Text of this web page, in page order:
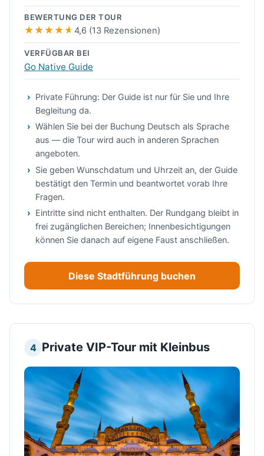
BEWERTUNG DER TOUR
4,6 (13 Rezensionen)
VERFÜGBAR BEI
Go Native Guide
Private Führung: Der Guide ist nur für Sie und Ihre
Begleitung da.
Wählen Sie bei der Buchung Deutsch als Sprache
aus — die Tour wird auch in anderen Sprachen
angeboten.
Sie geben Wunschdatum und Uhrzeit an, der Guide
bestätigt den Termin und beantwortet vorab Ihre
Fragen.
Eintritte sind nicht enthalten. Der Rundgang bleibt in
frei zugänglichen Bereichen; Innenbesichtigungen
können Sie danach auf eigene Faust anschließen.
Diese Stadtführung buchen
4 Private VIP-Tour mit Kleinbus